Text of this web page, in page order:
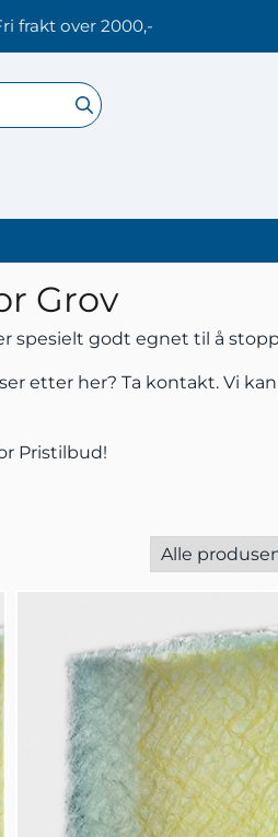
frakt over 2000,-
Grov
spesielt godt egnet til å
etter her? Ta kontakt.Vi
Pristilbud!